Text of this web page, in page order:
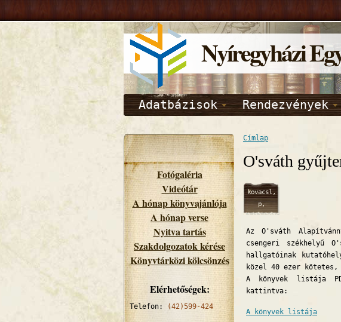
Nyíregyházi
Adatbázisok Rendezvények
Fotógaléria
Videótár
A hónap könyvajánlója
A hónap verse
Nyitva tartás
Szakdolgozatok kérése
Könyvtárközi kölcsönzés
Elérhetőségek:
Telefon: (42)599-424
Címlap
O'sváth
kovacsl,
p,
11/11/2016
- 10:46
Az O'sváth
csengeri székhelyű
hallgatóinak
közel 40 ezer
A könyvek listája
kattintva:
A könyvek listája